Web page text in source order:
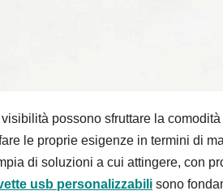
possono sfruttare la comodità
le proprie esigenze in termini di
di soluzioni a cui attingere, con
usb personalizzabili sono